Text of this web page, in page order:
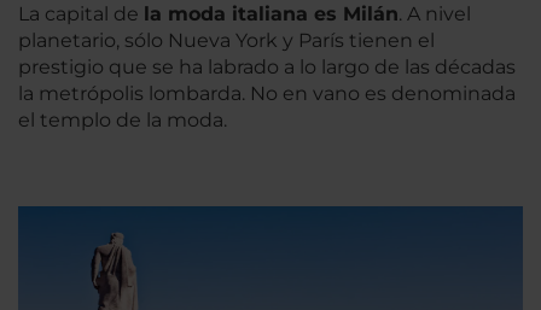
La capital de la moda italiana es Milán. A nivel
planetario, sólo Nueva York y París tienen el
prestigio que se ha labrado a lo largo de las décadas
la metrópolis lombarda. No en vano es denominada
el templo de la moda.